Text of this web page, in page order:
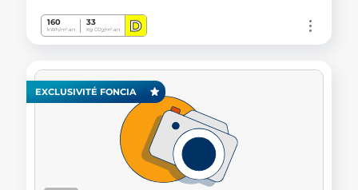
160
kWh/m².an
33
Kg CO2/m².an D
EXCLUSIVITÉ FONCIA